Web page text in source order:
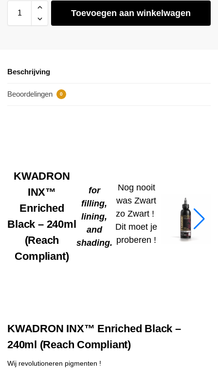
Toevoegen aan winkelwagen
Beschrijving
Beoordelingen 0
KWADRON
INX™
Enriched
Black – 240ml
(Reach
Compliant)
for
filling,
lining,
and
shading.
Nog nooit
was Zwart
zo Zwart !
Dit moet je
proberen !
KWADRON INX™ Enriched Black –
240ml (Reach Compliant)
Wij revolutioneren pigmenten !